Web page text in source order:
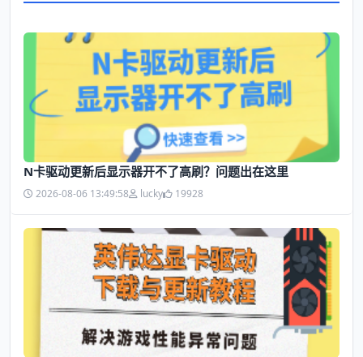
N卡驱动更新后显示器开不了高刷？问题出在这里
2026-08-06 13:49:58 lucky 19928